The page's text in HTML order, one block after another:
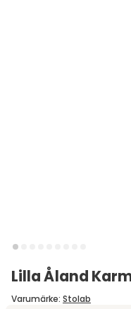
Lilla Åland
Varumärke: Stolab